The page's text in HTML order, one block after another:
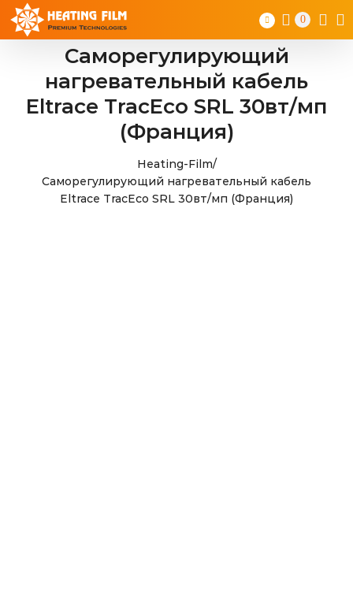
Skip
0
Саморегулирующий
нагревательный кабель
Eltrace TracEco SRL 30вт/мп
(Франция)
Heating-Film/
Саморегулирующий нагревательный кабель
Eltrace TracEco SRL 30вт/мп (Франция)